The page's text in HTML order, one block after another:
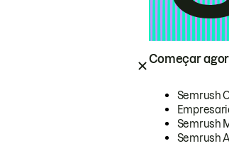
Começar
Semrush
Semrush
Semrush